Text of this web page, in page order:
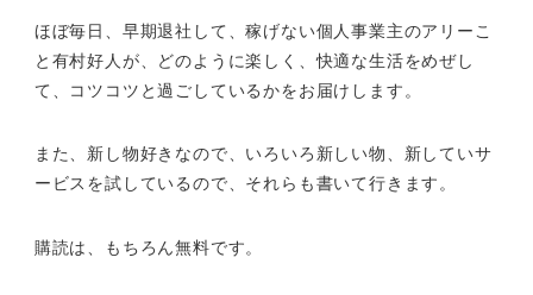
ほぼ毎日、早期退社して、稼げない個人事業主のアリーこ
と有村好人が、どのように楽しく、快適な生活をめぜし
て、 コツコツと過ごしているかをお届けします。
また、新し物好きなので、いろいろ新しい物、 新していサ
ービスを試しているので、それらも書いて行きます。
購読は、もちろん無料です。